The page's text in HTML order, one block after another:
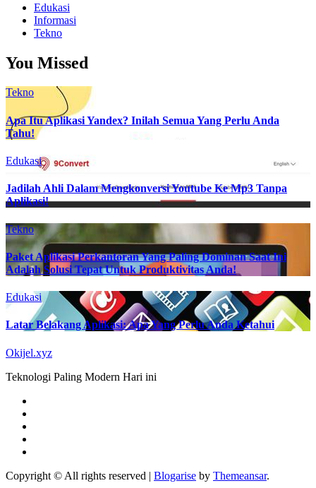
Edukasi
Informasi
Tekno
You Missed
Tekno
Apa Itu Aplikasi Yandex? Inilah Semua Yang Perlu Anda
Tahu!
Edukasi
Jadilah Ahli Dalam Mengkonversi Youtube Ke Mp3 Tanpa
Aplikasi!
Tekno
Paket Aplikasi Perkantoran Yang Paling Dominan Saat Ini
Adalah Solusi Tepat Untuk Produktivitas Anda!
Edukasi
Latar Belakang Aplikasi: Apa Yang Perlu Anda Ketahui
Okijel.xyz
Teknologi Paling Modern Hari ini
Copyright © All rights reserved | Blogarise by Themeansar.